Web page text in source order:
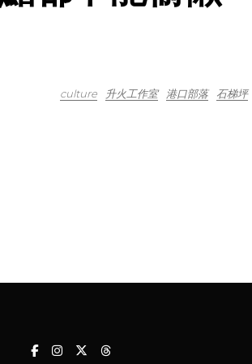
culture 升火工作室 港口部落 石梯坪